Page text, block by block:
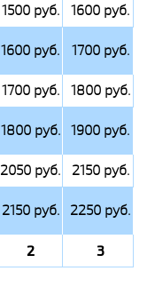
1500 руб.
1600 руб.
1600 руб. 1700 руб.
1700 руб.
1800 руб.
1800 руб. 1900 руб.
2050 руб.
2150 руб.
2150 руб. 2250 руб.
2 3